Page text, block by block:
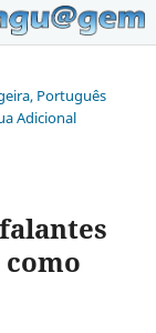
Português
Adicional